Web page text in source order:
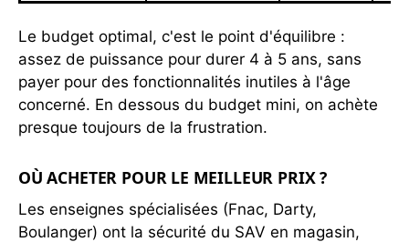
Le budget optimal, c'est le point d'équilibre :
assez de puissance pour durer 4 à 5 ans, sans
payer pour des fonctionnalités inutiles à l'âge
concerné. En dessous du budget mini, on achète
presque toujours de la frustration.
OÙ ACHETER POUR LE MEILLEUR PRIX ?
Les enseignes spécialisées (Fnac, Darty,
Boulanger) ont la sécurité du SAV en magasin,